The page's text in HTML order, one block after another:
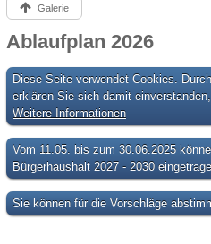
Galerie
Ablaufplan 2026
Diese Seite verwendet Cookies.
erklären Sie sich damit
Weitere Informationen
Vom 11.05. bis zum 30.06.2025
Bürgerhaushalt 2027 - 2030
Sie können für die Vorschläge